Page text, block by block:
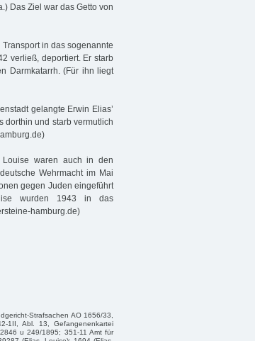
Das Ziel war das Getto von
in das sogenannte
verließ, deportiert. Er starb
Darmkatarrh. (Für ihn liegt
gelangte Erwin Elias’
dorthin und starb vermutlich
waren auch in den
Wehrmacht im Mai
gegen Juden eingeführt
wurden 1943 in das
hamburg.de)
Strafsachen AO 1656/33,
1II, Abl. 13, Gefangenenkartei
u 249/1895; 351-11 Amt für